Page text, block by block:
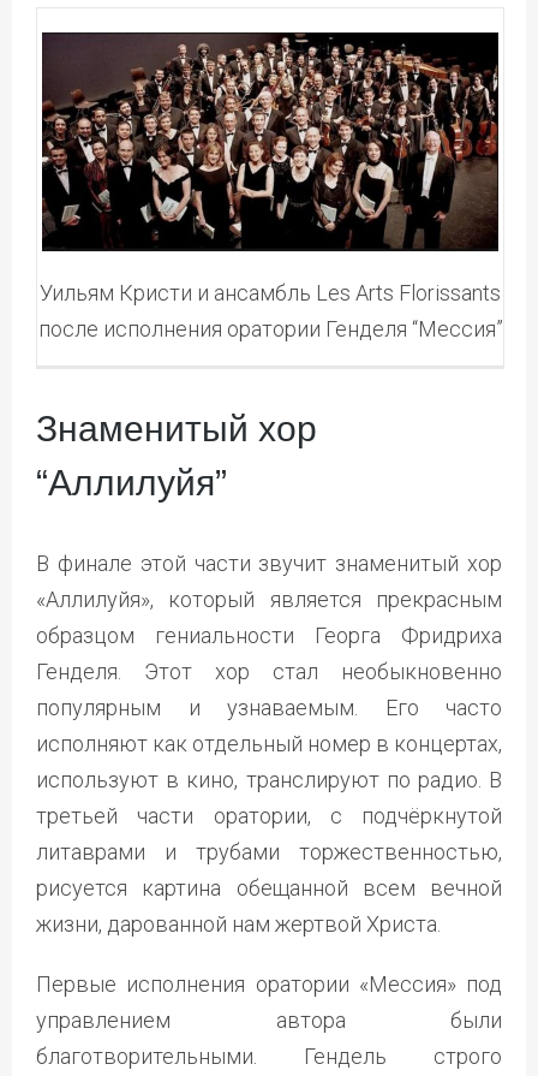
Уильям Кристи и ансамбль Les Arts Florissants
после исполнения оратории Генделя “Мессия”
Знаменитый хор
“Аллилуйя”
В финале этой части звучит знаменитый хор
«Аллилуйя», который является прекрасным
образцом гениальности Георга Фридриха
Генделя. Этот хор стал необыкновенно
популярным и узнаваемым. Его часто
исполняют как отдельный номер в концертах,
используют в кино, транслируют по радио. В
третьей части оратории, с подчёркнутой
литаврами и трубами торжественностью,
рисуется картина обещанной всем вечной
жизни, дарованной нам жертвой Христа.
Первые исполнения оратории «Мессия» под
управлением автора были
благотворительными. Гендель строго